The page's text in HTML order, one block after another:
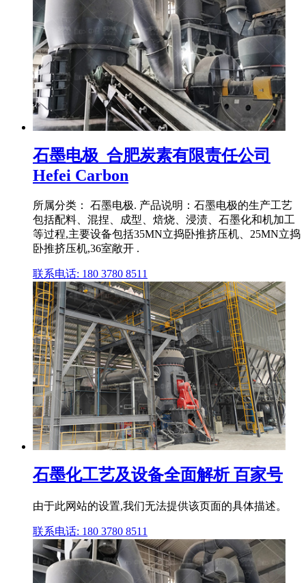
石墨电极_合肥炭素有限责任公司
Hefei Carbon
所属分类： 石墨电极. 产品说明：石墨电极的生产工艺
包括配料、混捏、成型、焙烧、浸渍、石墨化和机加工
等过程,主要设备包括35MN立捣卧推挤压机、25MN立捣
卧推挤压机,36室敞开 .
联系电话: 180 3780 8511
石墨化工艺及设备全面解析 百家号
由于此网站的设置,我们无法提供该页面的具体描述。
联系电话: 180 3780 8511